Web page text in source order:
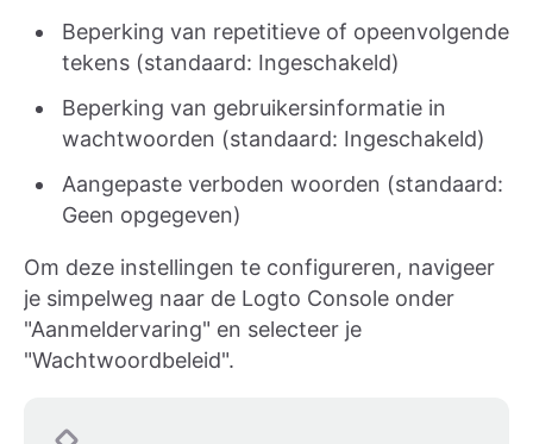
Beperking van repetitieve of opeenvolgende
tekens (standaard: Ingeschakeld)
Beperking van gebruikersinformatie in
wachtwoorden (standaard: Ingeschakeld)
Aangepaste verboden woorden (standaard:
Geen opgegeven)
Om deze instellingen te configureren, navigeer
je simpelweg naar de Logto Console onder
"Aanmeldervaring" en selecteer je
"Wachtwoordbeleid".